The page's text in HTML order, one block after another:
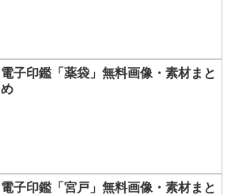
電子印鑑「薬袋」無料画像・素材まと
め
電子印鑑「宮戸」無料画像・素材まと